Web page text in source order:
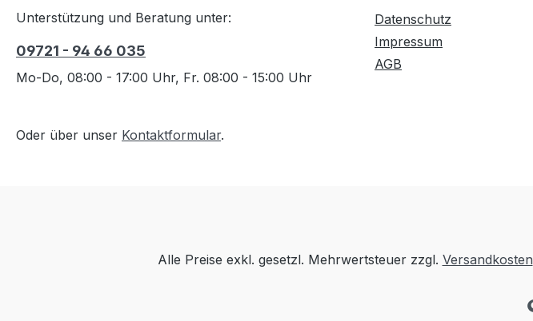
Unterstützung und Beratung unter:
09721 - 94 66 035
Mo-Do, 08:00 - 17:00 Uhr, Fr. 08:00 - 15:00 Uhr
Oder über unser Kontaktformular.
Datenschutz
Impressum
AGB
Alle Preise exkl. gesetzl. Mehrwertsteuer zzgl. Versandkosten